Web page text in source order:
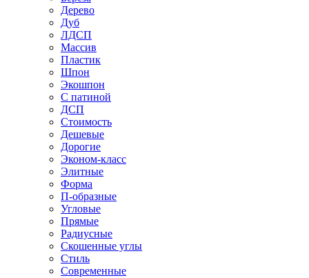
Дерево
Дуб
ЛДСП
Массив
Пластик
Шпон
Экошпон
С патиной
ДСП
Стоимость
Дешевые
Дорогие
Эконом-класс
Элитные
Форма
П-образные
Угловые
Прямые
Радиусные
Скошенные углы
Стиль
Современные